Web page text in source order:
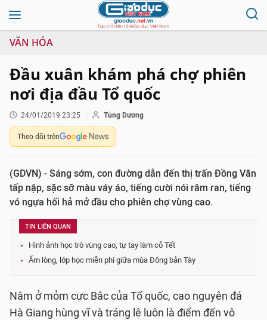
VĂN HÓA
Đầu xuân khám phá chợ phiên
nơi địa đầu Tổ quốc
24/01/2019 23:25 Tùng Dương
Theo dõi trên
(GDVN) - Sáng sớm, con đường dẫn đến thị trấn Đồng Văn
tấp nập, sặc sỡ màu váy áo, tiếng cười nói râm ran, tiếng
vó ngựa hối hả mở đầu cho phiên chợ vùng cao.
TIN LIÊN QUAN
Hình ảnh học trò vùng cao, tự tay làm cỗ Tết
Ấm lòng, lớp học miễn phí giữa mùa Đông bản Tày
Nằm ở mỏm cực Bắc của Tổ quốc, cao nguyên đá
Hà Giang hùng vĩ và tráng lệ luôn là điểm đến vô